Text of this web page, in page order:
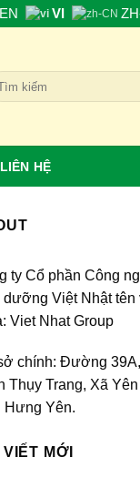
EN VI
LIÊN HỆ
ty Cổ phần Công
dưỡng Việt Nhật tên
Viet Nhat Group
chính: Đường 39A,
Thụy Trang, Xã Yên
Hưng Yên.
VIẾT MỚI